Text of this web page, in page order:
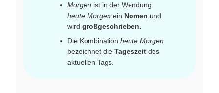
Morgen ist in der Wendung
heute Morgen ein Nomen und
wird großgeschrieben.
Die Kombination heute Morgen
bezeichnet die Tageszeit des
aktuellen Tags.